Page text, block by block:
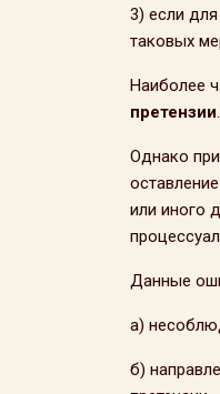
3) если
таковых
Наиболее
претензии.
Однако
или иного
Данные
а)
б)